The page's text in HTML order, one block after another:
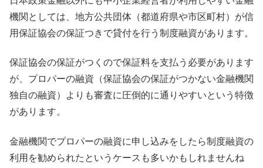
機関としては、地方公共団体（都道府県や市区町村）が信
用保証協会の保証つきで貸付を行う制度融資があります。
保証協会の保証がつくので保証料を支払う必要があります
が、プロパーの融資（保証協会の保証がつかない金融機関
独自の融資）よりも審査に圧倒的に通りやすいという特徴
があります。
金融機関でプロパーの融資に申し込みをしたら制度融資の
利用を勧められたというケースも多いかもしれませんね